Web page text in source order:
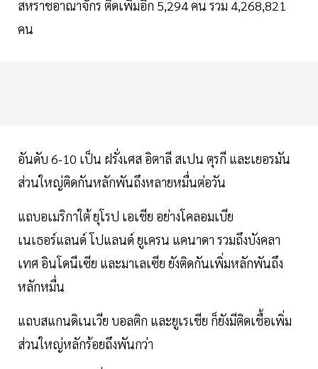
สหราชอาณาจักร ติดเพิ่มอีก 5,294 คน รวม 4,268,821
คน
อันดับ 6-10 เป็น ฝรั่งเศส อิตาลี สเปน ตุรกี และเยอรมัน
ส่วนใหญ่ติดกันหลักพันถึงหลายหมื่นต่อวัน
แถบอเมริกาใต้ ยุโรป เอเชีย อย่างโคลอมเบีย
เนเธอร์แลนด์ โปแลนด์ ยูเครน แคนาดา รวมถึงบังคลา
เทศ อินโดนีเซีย และมาเลเซีย ยังติดกันเพิ่มหลักพันถึง
หลักหมื่น
แถบสแกนดิเนเวีย บอลติก และยูเรเชีย ก็ยังมีติดเชื้อเพิ่ม
ส่วนใหญ่หลักร้อยถึงพันกว่า